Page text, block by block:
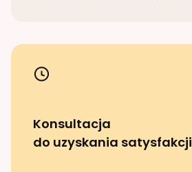
Konsultacja
do uzyskania satysfakcji